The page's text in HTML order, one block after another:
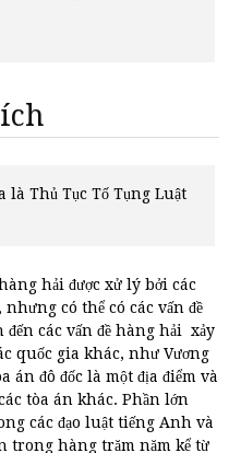
là Thủ Tục Tố Tụng Luật
hải được xử lý bởi các
có thể có các vấn đề
các vấn đề hàng hải xảy
quốc gia khác, như Vương
án đô đốc là một địa điểm và
tòa án khác. Phần lớn
các đạo luật tiếng Anh và
trong hàng trăm năm kể từ